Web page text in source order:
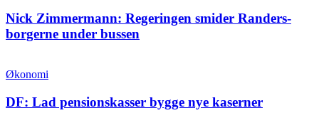
Nick Zimmermann: Regeringen smider Randers-
borgerne under bussen
Økonomi
DF: Lad pensionskasser bygge nye kaserner